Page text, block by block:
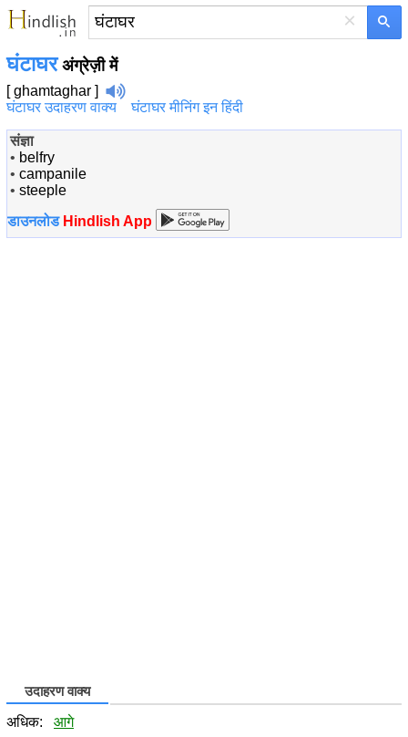
×
घंटाघरअंग्रेज़ी में
[ ghamtaghar ]
घंटाघर उदाहरण वाक्य
घंटाघर मीनिंग इन हिंदी
संज्ञा
• belfry
• campanile
• steeple
डाउनलोड Hindlish App
उदाहरण वाक्य
अधिक: आगे